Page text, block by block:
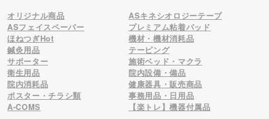
オリジナル商品
ASキネシオロジーテープ
ASフェイスペーパー
プレミアム粘着パッド
ほねつぎHot
機材・機材消耗品
鍼灸用品
テーピング
サポーター
施術ベッド・マクラ
衛生用品
院内設備・備品
院内消耗品
健康器具・販売商品
ポスター・チラシ類
事務用品・日用品
A-COMS
【楽トレ】機器付属品